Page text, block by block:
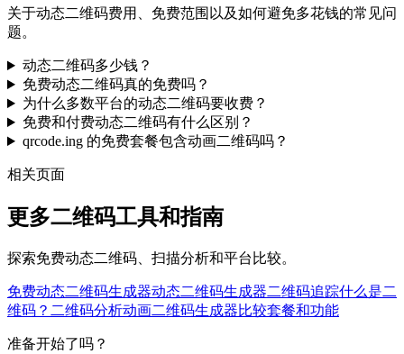
关于动态二维码费用、免费范围以及如何避免多花钱的常见问
题。
动态二维码多少钱？
免费动态二维码真的免费吗？
为什么多数平台的动态二维码要收费？
免费和付费动态二维码有什么区别？
qrcode.ing 的免费套餐包含动画二维码吗？
相关页面
更多二维码工具和指南
探索免费动态二维码、扫描分析和平台比较。
免费动态二维码生成器动态二维码生成器二维码追踪什么是二
维码？ 二维码分析动画二维码生成器比较套餐和功能
准备开始了吗？